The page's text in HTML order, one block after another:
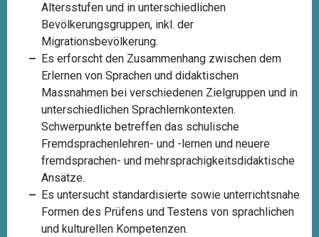
Altersstufen und in unterschiedlichen
Bevölkerungsgruppen, inkl. der
Migrationsbevölkerung.
Es erforscht den Zusammenhang zwischen dem
Erlernen von Sprachen und didaktischen
Massnahmen bei verschiedenen Zielgruppen und in
unterschiedlichen Sprachlernkontexten.
Schwerpunkte betreffen das schulische
Fremdsprachenlehren- und -lernen und neuere
fremdsprachen- und mehrsprachigkeitsdidaktische
Ansätze.
Es untersucht standardisierte sowie unterrichtsnahe
Formen des Prüfens und Testens von sprachlichen
und kulturellen Kompetenzen.